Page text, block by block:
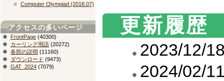
更新履歴
2023/12/
2024/02/
Computer Olympiad (2018.07)
アクセスの多いページ
FrontPage (40300)
カーリング用語 (20272)
各部の説明 (11160)
ダウンロード (9473)
GAT_2024 (7079)